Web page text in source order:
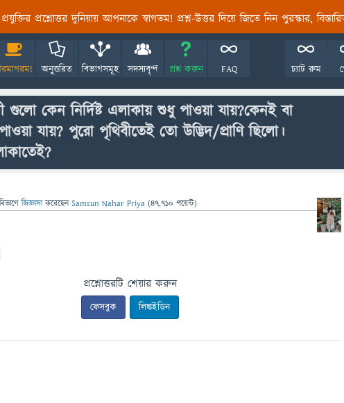
প্রশ্নোত্তর দুনিয়ায় আপনাকে স্বাগতম! প্রশ্ন-উত্তর দিয়ে জিতে নিন পুরস্কার,
অনুত্তরিত বিভাগসমূহ সদস্যবৃন্দ প্রশ্ন করুন FAQ চ্যাট রুম
গুলো কেন নির্দিষ্ট এলাকায় শুধু পাওয়া যায়?কেনই বা
যায়? পুরো পৃথিবীতেই তো উদ্ভিদ/প্রাণি ছিলো।
জিজ্ঞাসাকরেছেনSamsun Nahar Priya (47,710 পয়েন্ট)
প্রশ্নোত্তরটি শেয়ার করুন
ফেসবুক লিঙ্কইডিন